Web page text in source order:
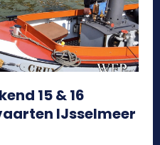
15 & 16
IJsselmeer